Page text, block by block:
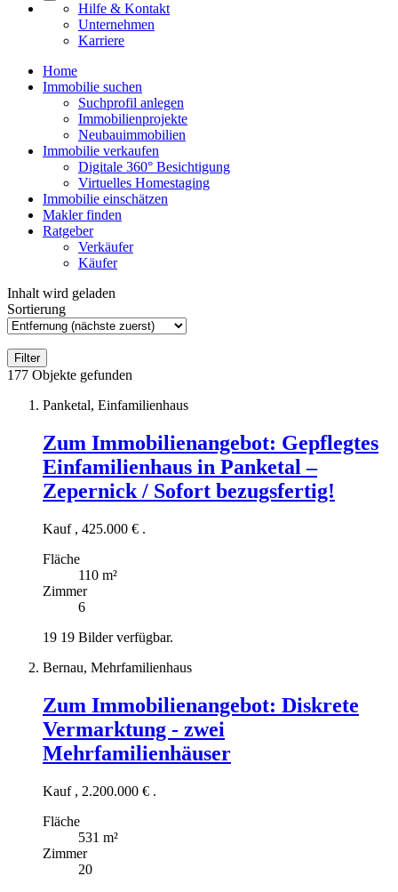
Hilfe & Kontakt
Unternehmen
Karriere
Home
Immobilie suchen
Suchprofil anlegen
Immobilienprojekte
Neubauimmobilien
Immobilie verkaufen
Digitale 360° Besichtigung
Virtuelles Homestaging
Immobilie einschätzen
Makler finden
Ratgeber
Verkäufer
Käufer
Inhalt wird geladen
Sortierung
Filter
177 Objekte gefunden
Panketal, Einfamilienhaus
Zum Immobilienangebot: Gepflegtes
Einfamilienhaus in Panketal –
Zepernick / Sofort bezugsfertig!
Kauf , 425.000 € .
Fläche
110 m²
Zimmer
6
19 19 Bilder verfügbar.
Bernau, Mehrfamilienhaus
Zum Immobilienangebot: Diskrete
Vermarktung - zwei
Mehrfamilienhäuser
Kauf , 2.200.000 € .
Fläche
531 m²
Zimmer
20